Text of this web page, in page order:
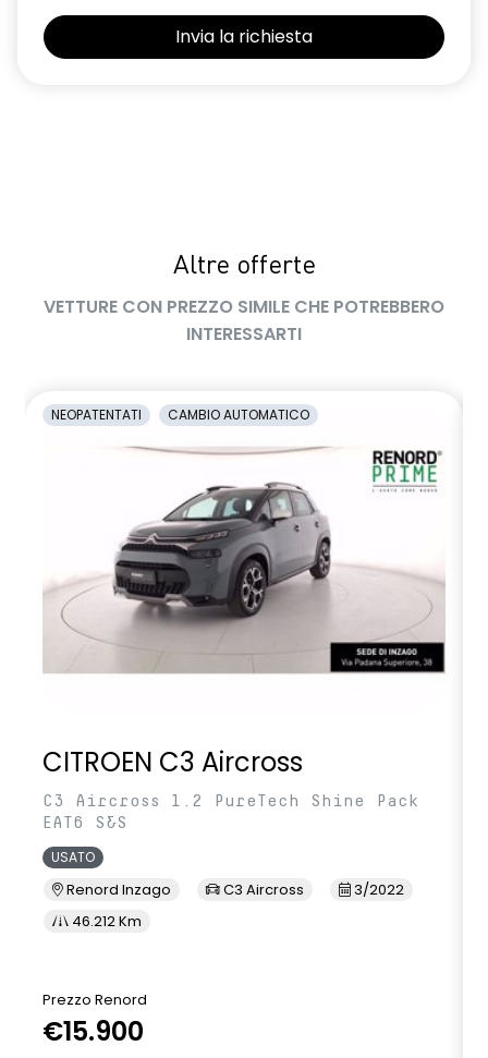
Selleria Stepway in tessuto blu e nero
Volante regolabile in altezza e profondità
Altre offerte
VETTURE CON PREZZO SIMILE CHE POTREBBERO
INTERESSARTI
NEOPATENTATI CAMBIO AUTOMATICO
CITROEN C3 Aircross
C3 Aircross 1.2 PureTech Shine Pack
EAT6 S&S
USATO
Renord Inzago C3 Aircross
3/2022
46.212 Km
Prezzo Renord
€15.900